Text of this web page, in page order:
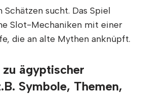
sucht. Das Spiel
Slot-Mechaniken mit einer
die an alte Mythen anknüpft.
ägyptischer
Symbole, Themen,